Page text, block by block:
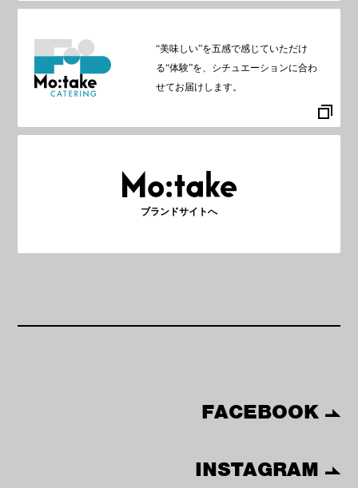
“美味しい”を五感で感じていただけ
る“体験”を、シチュエーションに合わ
せてお届けします。
ブランドサイトへ
FACEBOOK
INSTAGRAM